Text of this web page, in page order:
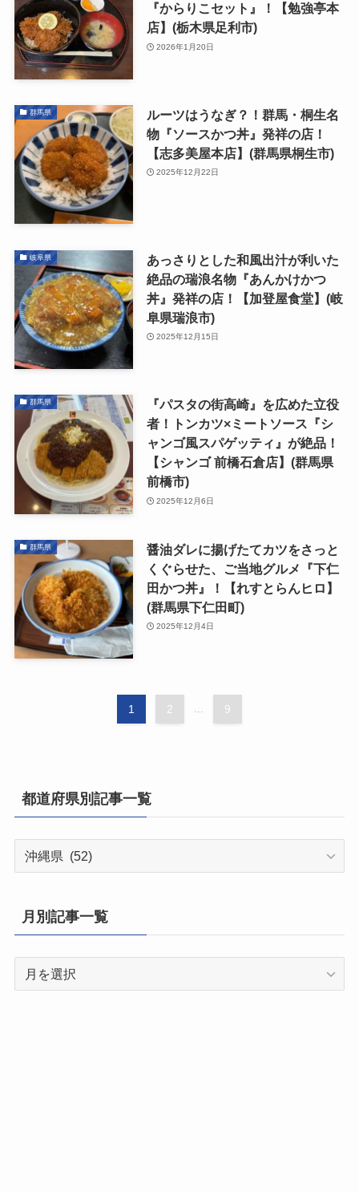
『からりこセット』！【勉強亭本
店】(栃木県足利市)
2026年1月20日
群馬県
ルーツはうなぎ？！群馬・桐生名
物『ソースかつ丼』発祥の店！
【志多美屋本店】(群馬県桐生市)
2025年12月22日
岐阜県
あっさりとした和風出汁が利いた
絶品の瑞浪名物『あんかけかつ
丼』発祥の店！【加登屋食堂】(岐
阜県瑞浪市)
2025年12月15日
群馬県
『パスタの街高崎』を広めた立役
者！トンカツ×ミートソース『シ
ャンゴ風スパゲッティ』が絶品！
【シャンゴ 前橋石倉店】(群馬県
前橋市)
2025年12月6日
群馬県
醤油ダレに揚げたてカツをさっと
くぐらせた、ご当地グルメ『下仁
田かつ丼』！【れすとらんヒロ】
(群馬県下仁田町)
2025年12月4日
1 2 ... 9
都道府県別記事一覧
県
別
一
月別記事一覧